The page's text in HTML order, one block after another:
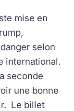
mise en
selon
international.
seconde
une bonne
Le billet